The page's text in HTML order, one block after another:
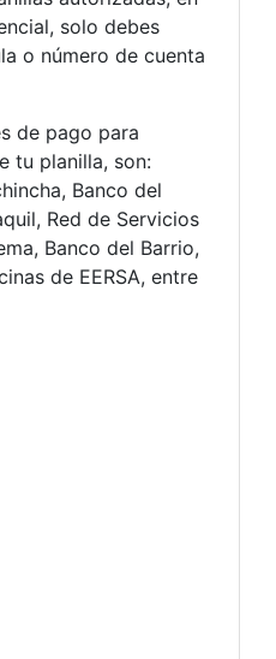
solo debes
o número de cuenta
de pago para
tu planilla, son:
Banco del
Red de Servicios
Banco del Barrio,
de EERSA, entre